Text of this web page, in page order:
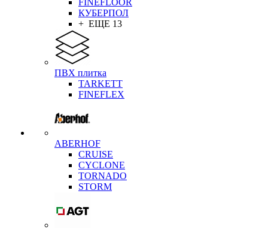
FINEFLOOR
КУБЕРПОЛ
+ ЕЩЕ 13
ПВХ плитка
TARKETT
FINEFLEX
ABERHOF
CRUISE
CYCLONE
TORNADO
STORM